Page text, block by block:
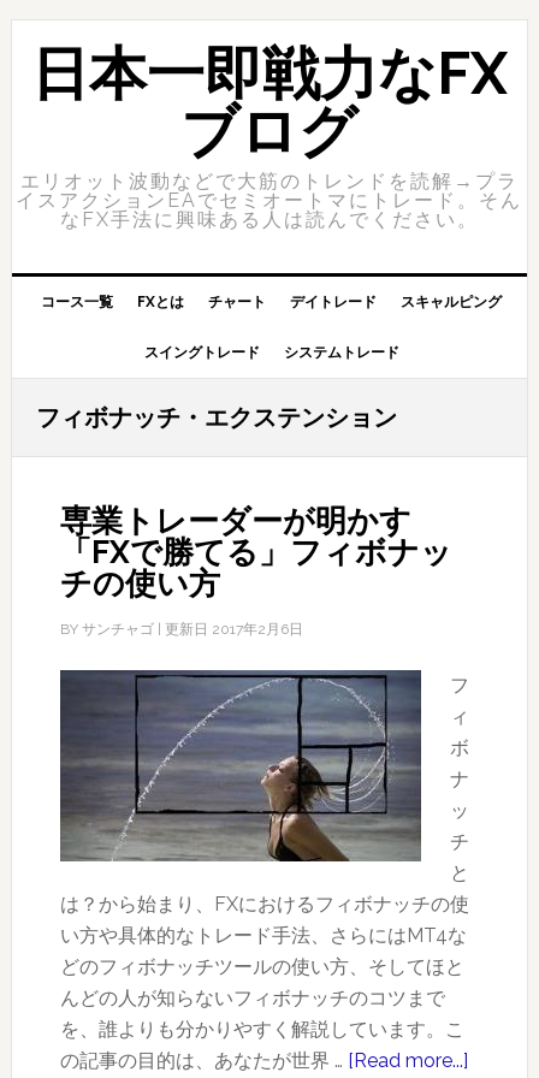
Skip
primary
navigation
Skip
content日本一即戦力なFX
ブログ
エリオット波動などで大筋のトレンドを読解→プラ
イスアクションEAでセミオートマにトレード。そん
なFX手法に興味ある人は読んでください。
コース一覧 FXとは チャート デイトレード スキャルピング
スイングトレード システムトレード
フィボナッチ・エクステンション
専業トレーダーが明かす
「FXで勝てる」フィボナッ
チの使い方
BY サンチャゴ| 更新日 2017年2月6日
フ
ィ
ボ
ナ
ッ
チ
と
は？から始まり、FXにおけるフィボナッチの使
い方や具体的なトレード手法、さらにはMT4な
どのフィボナッチツールの使い方、そしてほと
んどの人が知らないフィボナッチのコツまで
を、誰よりも分かりやすく解説しています。こ
の記事の目的は、あなたが世界 … [Read more...]